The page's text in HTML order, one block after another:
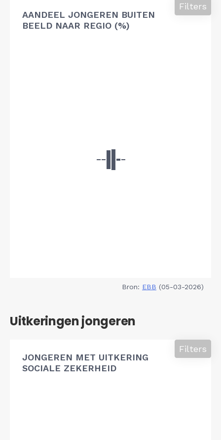
AANDEEL JONGEREN BUITEN
BEELD NAAR REGIO (%)
Filters
Bron: EBB (05-03-2026)
Uitkeringen jongeren
JONGEREN MET UITKERING
SOCIALE ZEKERHEID
Filters